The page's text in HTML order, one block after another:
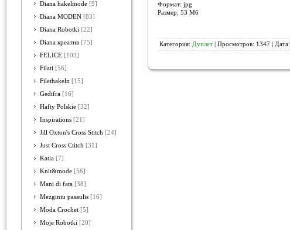
Diana hakelmode [9]
Diana MODEN [83]
Diana Robotki [22]
Diana креатив [75]
FELICE [103]
Filati [56]
Filethakeln [15]
Gedifra [16]
Hafty Polskie [32]
Inspirations [21]
Jill Oxton's Cross Stitch [24]
Just Cross Ctitch [31]
Katia [7]
Knit&mode [56]
Mani di fata [38]
Mezginiu pasaulis [16]
Moda Crochet [5]
Moje Robotki [20]
Формат: jpg
Размер: 53 Мб
Категория: Дуплет | Просмотров: 1347 | Дата: